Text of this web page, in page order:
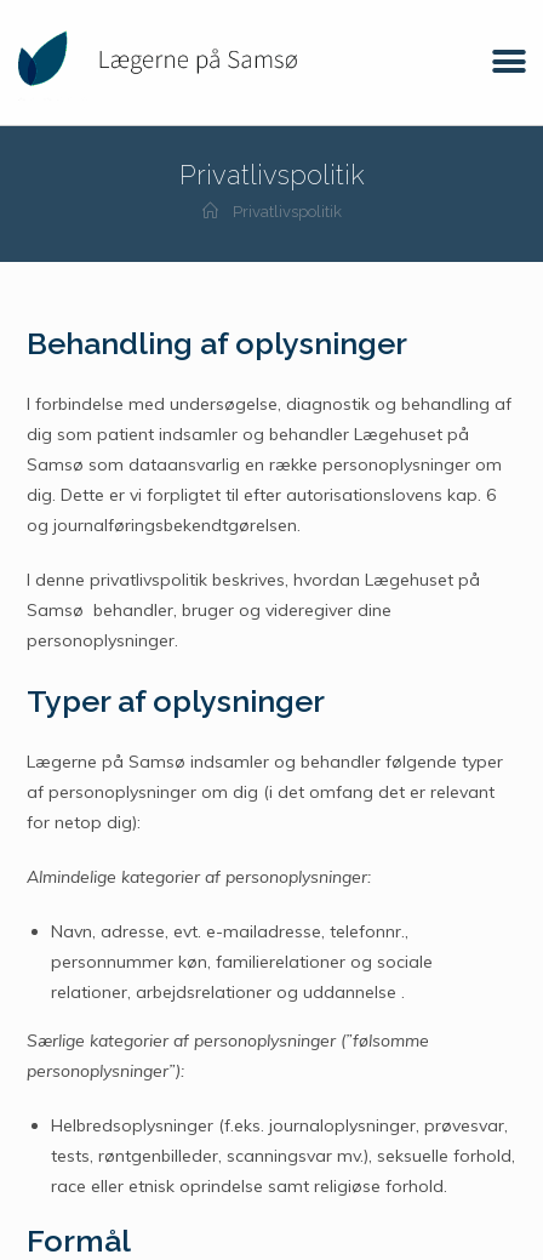
Privatlivspolitik
Privatlivspolitik
Behandling af oplysninger
I forbindelse med undersøgelse, diagnostik og behandling af
dig som patient indsamler og behandler Lægehuset på
Samsø som dataansvarlig en række personoplysninger om
dig. Dette er vi forpligtet til efter autorisationslovens kap. 6
og journalføringsbekendtgørelsen.
I denne privatlivspolitik beskrives, hvordan Lægehuset på
Samsø behandler, bruger og videregiver dine
personoplysninger.
Typer af oplysninger
Lægerne på Samsø indsamler og behandler følgende typer
af personoplysninger om dig (i det omfang det er relevant
for netop dig):
Almindelige kategorier af personoplysninger:
Navn, adresse, evt. e-mailadresse, telefonnr.,
personnummer køn, familierelationer og sociale
relationer, arbejdsrelationer og uddannelse .
Særlige kategorier af personoplysninger (”følsomme
personoplysninger”):
Helbredsoplysninger (f.eks. journaloplysninger, prøvesvar,
tests, røntgenbilleder, scanningsvar mv.), seksuelle forhold,
race eller etnisk oprindelse samt religiøse forhold.
Formål